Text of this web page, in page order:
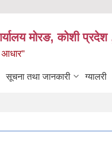
मोरङ, कोशी
आधार"
सूचना तथा जानकारी ग्यालरी